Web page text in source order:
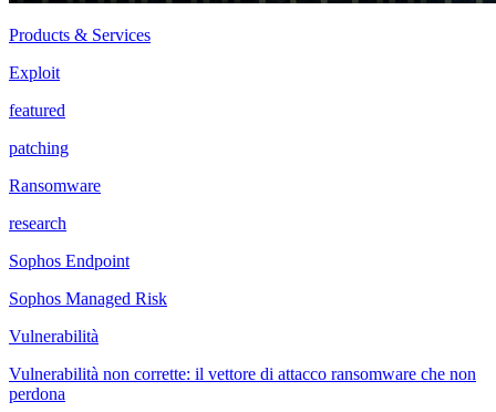
Products & Services
Exploit
featured
patching
Ransomware
research
Sophos Endpoint
Sophos Managed Risk
Vulnerabilità
Vulnerabilità non corrette: il vettore di attacco ransomware che non
perdona